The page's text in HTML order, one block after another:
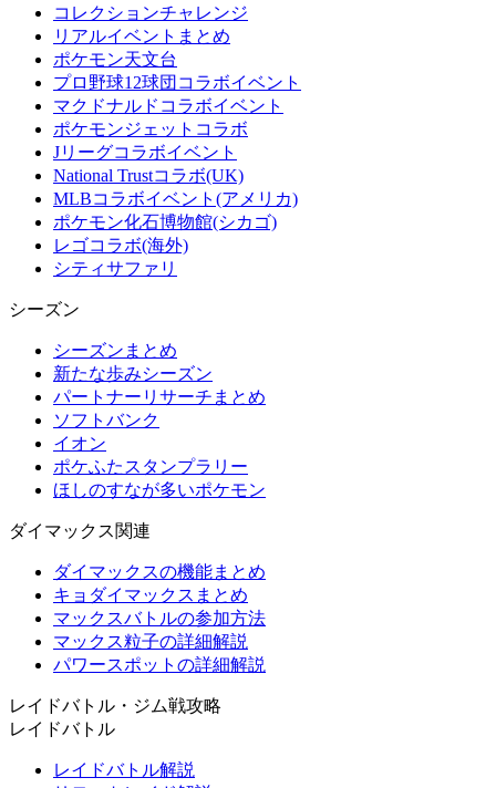
コレクションチャレンジ
リアルイベントまとめ
ポケモン天文台
プロ野球12球団コラボイベント
マクドナルドコラボイベント
ポケモンジェットコラボ
Jリーグコラボイベント
National Trustコラボ(UK)
MLBコラボイベント(アメリカ)
ポケモン化石博物館(シカゴ)
レゴコラボ(海外)
シティサファリ
シーズン
シーズンまとめ
新たな歩みシーズン
パートナーリサーチまとめ
ソフトバンク
イオン
ポケふたスタンプラリー
ほしのすなが多いポケモン
ダイマックス関連
ダイマックスの機能まとめ
キョダイマックスまとめ
マックスバトルの参加方法
マックス粒子の詳細解説
パワースポットの詳細解説
レイドバトル・ジム戦攻略
レイドバトル
レイドバトル解説